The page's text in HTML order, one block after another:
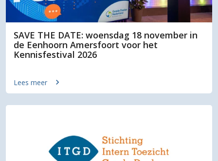
SAVE THE DATE: woensdag 18 november in
de Eenhoorn Amersfoort voor het
Kennisfestival 2026
Lees meer